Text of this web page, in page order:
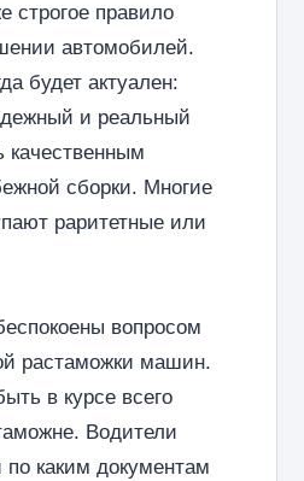
строгое правило
автомобилей.
будет актуален:
и реальный
качественным
сборки. Многие
раритетные или
вопросом
растаможки машин.
в курсе всего
Водители
каким документам